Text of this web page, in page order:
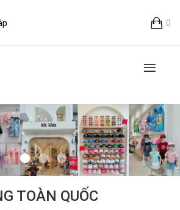
0
TOÀN QUỐC